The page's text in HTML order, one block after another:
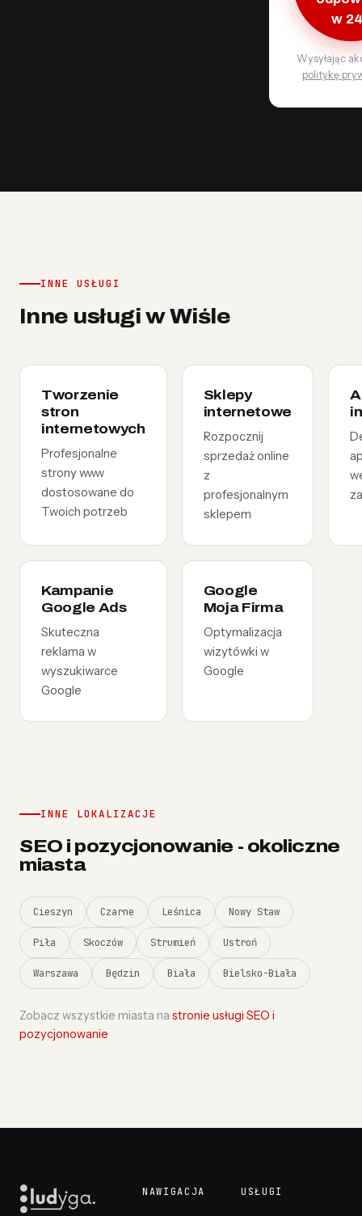
w
Wysyłając
politykę
INNE USŁUGI
Inne usługi w Wiśle
Tworzenie
stron
internetowych
Profesjonalne
strony www
dostosowane do
Twoich potrzeb
Sklepy
internetowe
Rozpocznij
sprzedaż online
z
profesjonalnym
sklepem
Kampanie
Google Ads
Skuteczna
reklama w
wyszukiwarce
Google
Google
Moja Firma
Optymalizacja
wizytówki w
Google
INNE LOKALIZACJE
SEO i pozycjonowanie - okoliczne
miasta
Cieszyn Czarne Leśnica Nowy Staw
Piła Skoczów Strumień Ustroń
Warszawa Będzin Biała Bielsko-Biała
Zobacz wszystkie miasta na stronie usługi SEO i
pozycjonowanie
NAWIGACJA USŁUGI